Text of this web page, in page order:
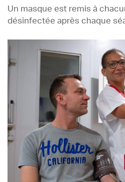
Un masque est remis à
désinfectée après chaque